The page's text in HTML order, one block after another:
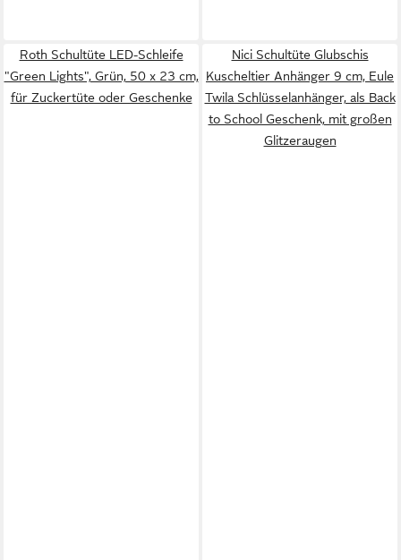
Roth Schultüte LED-Schleife
"Green Lights", Grün, 50 x 23 cm,
für Zuckertüte oder Geschenke
Nici Schultüte Glubschis
Kuscheltier Anhänger 9 cm, Eule
Twila Schlüsselanhänger, als Back
to School Geschenk, mit großen
Glitzeraugen